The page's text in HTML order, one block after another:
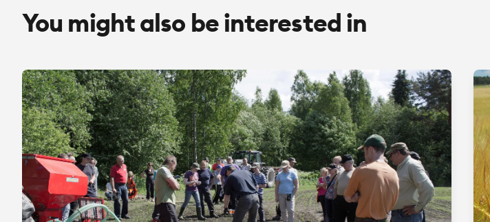
You might also be interested in